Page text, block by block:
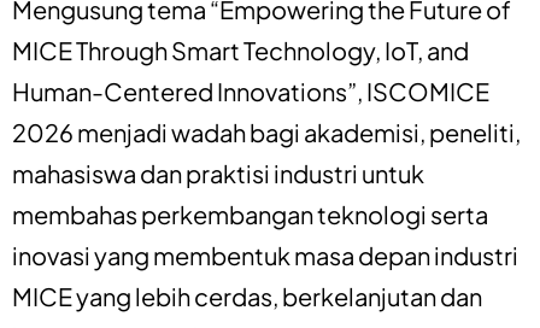
Mengusung tema “Empowering the Future of
MICE Through Smart Technology, IoT, and
Human-Centered Innovations”, ISCOMICE
2026 menjadi wadah bagi akademisi, peneliti,
mahasiswa dan praktisi industri untuk
membahas perkembangan teknologi serta
inovasi yang membentuk masa depan industri
MICE yang lebih cerdas, berkelanjutan dan